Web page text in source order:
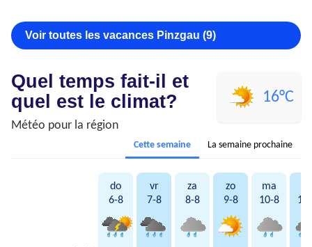
Voir toutes les vacances Pinzgau (9)
Quel temps fait-il et
quel est le climat?
Météo pour la région
16°C
Cette semaine La semaine prochaine
do
6-8
vr
7-8
za
8-8
zo
9-8
ma
10-8